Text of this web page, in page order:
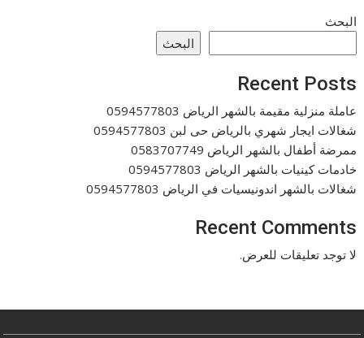
البحث
البحث
Recent Posts
عاملة منزلية مقيمة بالشهر الرياض 0594577803
شغالات ايجار شهري بالرياض حى لبن 0594577803
ممرضة أطفال بالشهر الرياض 0583707749
خادمات كينيات بالشهر الرياض 0594577803
شغالات بالشهر اندونيسيات في الرياض 0594577803
Recent Comments
لا توجد تعليقات للعرض.